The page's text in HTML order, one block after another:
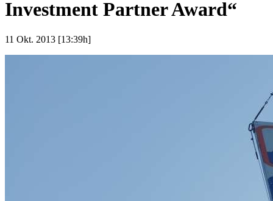
Investment Partner Award“
11 Okt. 2013 [13:39h]